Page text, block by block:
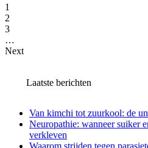
1
2
3
…
Next
Laatste berichten
Van kimchi tot zuurkool: de
Neuropathie: wanneer suiker
verkleven
Waarom strijden tegen